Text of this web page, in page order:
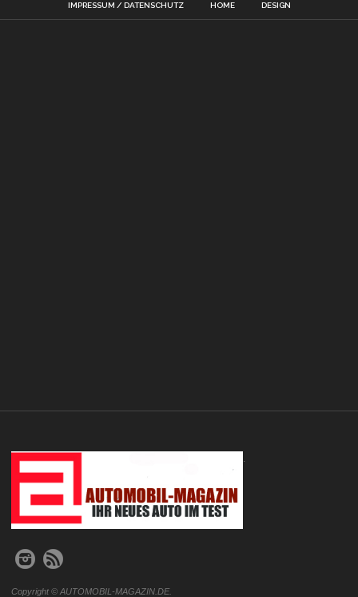
IMPRESSUM / DATENSCHUTZ HOME DESIGN
.
Copyright © AUTOMOBIL-MAGAZIN.DE.